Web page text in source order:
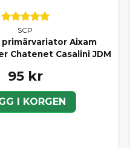
SCP
Aixam
Chatenet Casalini JDM
95 kr
I KORGEN